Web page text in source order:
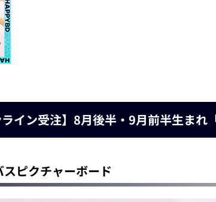
イン受注】8月後半・9月前半生まれ
ピクチャーボード